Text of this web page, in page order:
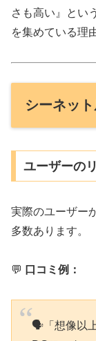
さも高い』とい
を集めている理
シーネッ
ユーザーの
実際のユーザー
多数あります。
💬 口コミ例：
🗣「想像以